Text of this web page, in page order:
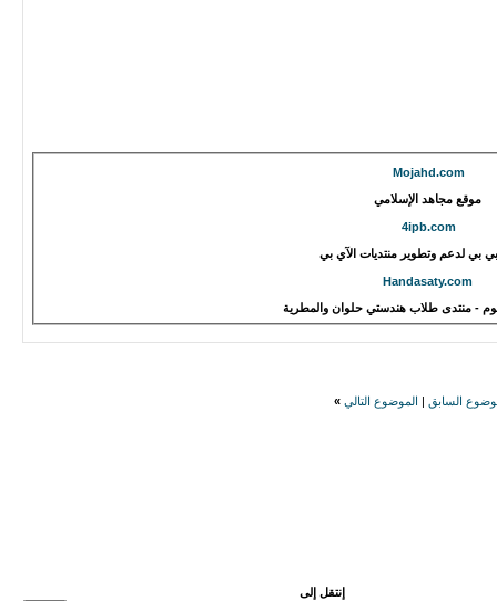
Mojahd.com
موقع مجاهد الإسلامي
4ipb.com
بي لدعم وتطوير منتديات الآي بي
Handasaty.com
- منتدى طلاب هندستي حلوان والمطرية
السابق الموضوع التالي »
إنتقل إلى